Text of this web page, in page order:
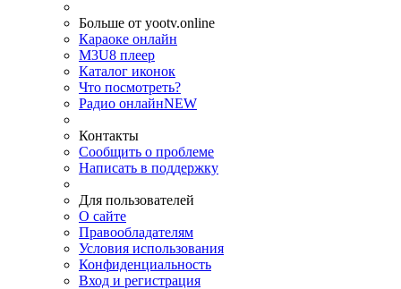
Больше от yootv.online
Караоке онлайн
M3U8 плеер
Каталог иконок
Что посмотреть?
Радио онлайнNEW
Контакты
Сообщить о проблеме
Написать в поддержку
Для пользователей
О сайте
Правообладателям
Условия использования
Конфиденциальность
Вход и регистрация